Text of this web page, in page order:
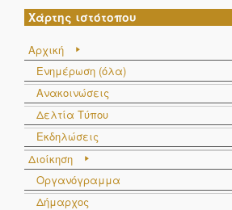
Χάρτης ιστότοπου
Αρχική
Ενημέρωση (όλα)
Ανακοινώσεις
Δελτία Τύπου
Εκδηλώσεις
Διοίκηση
Οργανόγραμμα
Δήμαρχος